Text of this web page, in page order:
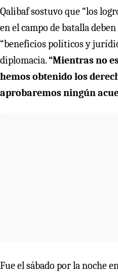
Qalibaf sostuvo que “los
en el campo de batalla
“beneficios políticos y
diplomacia.“Mientras no
hemos obtenido los
aprobaremos ningún
Fue el sábado por la noche